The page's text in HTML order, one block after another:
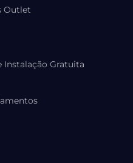
Outlet
Instalação Gratuita